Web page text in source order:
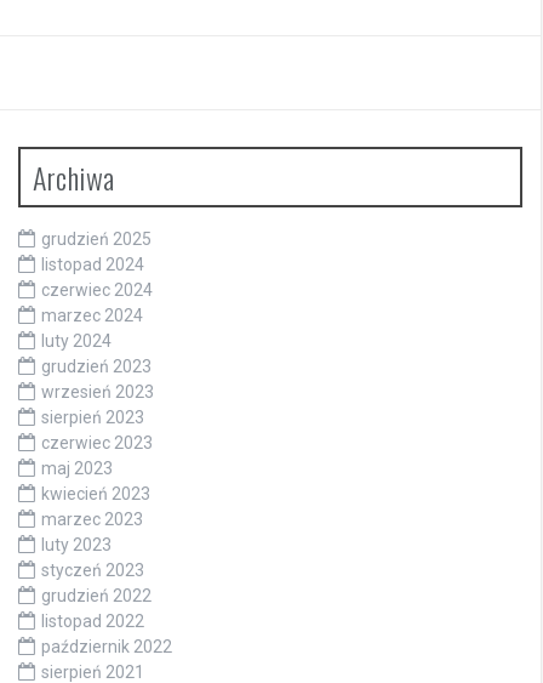
Archiwa
grudzień 2025
listopad 2024
czerwiec 2024
marzec 2024
luty 2024
grudzień 2023
wrzesień 2023
sierpień 2023
czerwiec 2023
maj 2023
kwiecień 2023
marzec 2023
luty 2023
styczeń 2023
grudzień 2022
listopad 2022
październik 2022
sierpień 2021